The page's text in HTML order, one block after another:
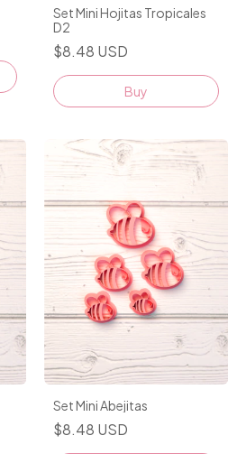
Set Mini Hojitas Tropicales
D2
$8.48 USD
Set Mini Abejitas
$8.48 USD